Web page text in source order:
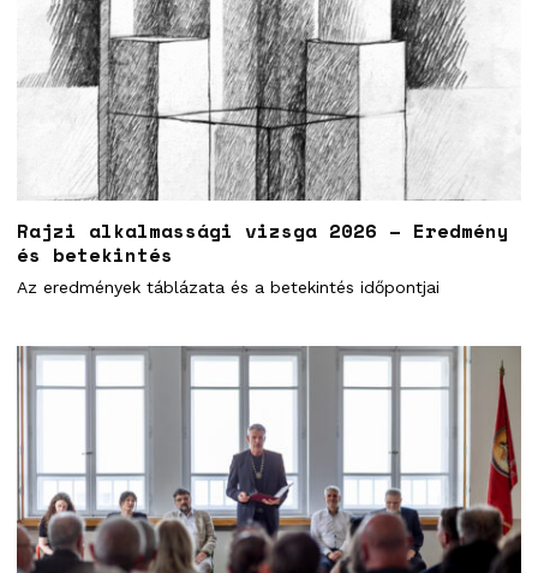
Rajzi alkalmassági vizsga 2026 – Eredmény
és betekintés
Az eredmények táblázata és a betekintés időpontjai